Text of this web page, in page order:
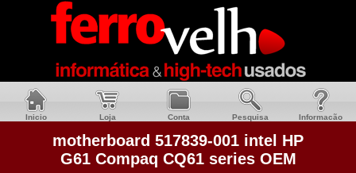
Inicio Loja Conta Pesquisa Informacão
motherboard 517839-001 intel HP
G61 Compaq CQ61 series OEM